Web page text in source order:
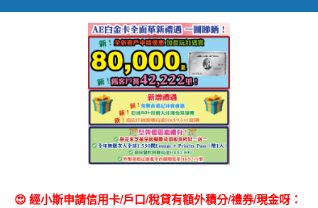
😍 經小斯申請信用卡/戶口/稅貸有額外積分/禮券/現金呀：